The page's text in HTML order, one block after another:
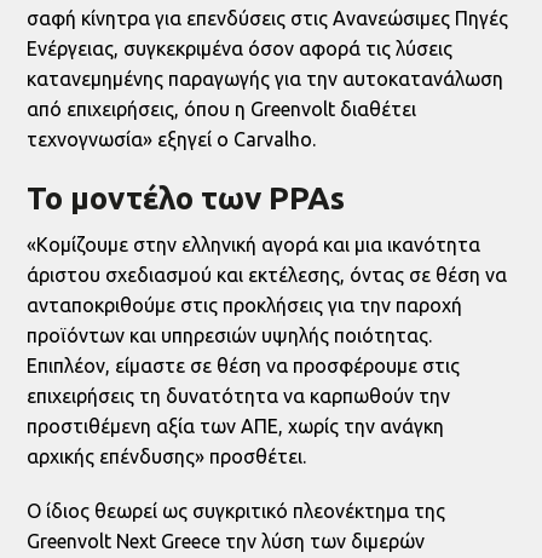
σαφή κίνητρα για επενδύσεις στις Ανανεώσιμες Πηγές
Ενέργειας, συγκεκριμένα όσον αφορά τις λύσεις
κατανεμημένης παραγωγής για την αυτοκατανάλωση
από επιχειρήσεις, όπου η Greenvolt διαθέτει
τεχνογνωσία» εξηγεί ο Carvalho.
Το μοντέλο των PPAs
«Κομίζουμε στην ελληνική αγορά και μια ικανότητα
άριστου σχεδιασμού και εκτέλεσης, όντας σε θέση να
ανταποκριθούμε στις προκλήσεις για την παροχή
προϊόντων και υπηρεσιών υψηλής ποιότητας.
Επιπλέον, είμαστε σε θέση να προσφέρουμε στις
επιχειρήσεις τη δυνατότητα να καρπωθούν την
προστιθέμενη αξία των ΑΠΕ, χωρίς την ανάγκη
αρχικής επένδυσης» προσθέτει.
Ο ίδιος θεωρεί ως συγκριτικό πλεονέκτημα της
Greenvolt Next Greece την λύση των διμερών